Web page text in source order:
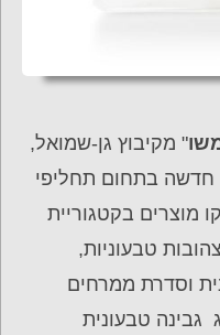
" מקיבוץ גן-שמואל,
חדשה בתחום תחליפי
בקטגוריית
טבעוניות,
וסדרת ממרחים
גבינה טבעונית